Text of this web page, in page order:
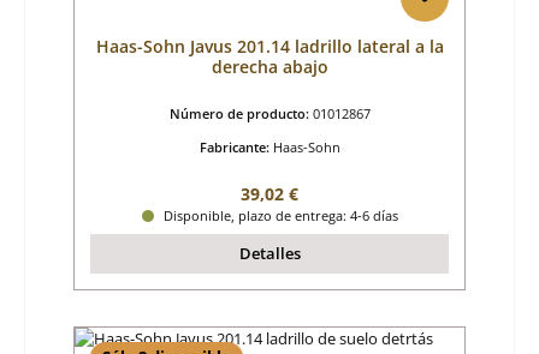
Haas-Sohn Javus 201.14 ladrillo lateral a la
derecha abajo
Número de producto: 01012867
Fabricante: Haas-Sohn
Precio normal:
39,02 €
Disponible, plazo de entrega: 4-6 días
Detalles